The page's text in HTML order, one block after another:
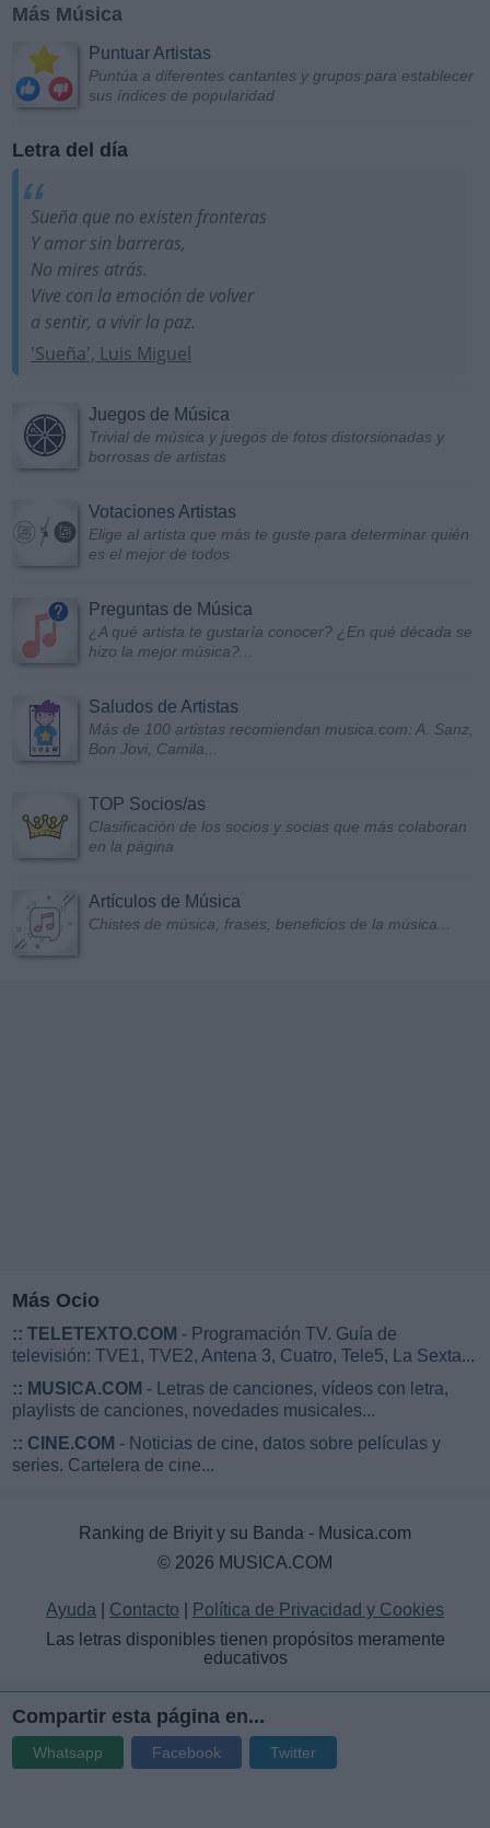
Más Música
Puntuar Artistas
Puntúa a diferentes cantantes y grupos para establecer
sus índices de popularidad
Letra del día
Sueña que no existen fronteras
Y amor sin barreras,
No mires atrás.
Vive con la emoción de volver
a sentir, a vivir la paz.
'Sueña', Luis Miguel
Juegos de Música
Trivial de música y juegos de fotos distorsionadas y
borrosas de artistas
Votaciones Artistas
Elige al artista que más te guste para determinar quién
es el mejor de todos
Preguntas de Música
¿A qué artista te gustaría conocer? ¿En qué década se
hizo la mejor música?...
Saludos de Artistas
Más de 100 artistas recomiendan musica.com: A. Sanz,
Bon Jovi, Camila...
TOP Socios/as
Clasificación de los socios y socias que más colaboran
en la página
Artículos de Música
Chistes de música, frases, beneficios de la música...
Más Ocio
:: TELETEXTO.COM - Programación TV. Guía de
televisión: TVE1, TVE2, Antena 3, Cuatro, Tele5, La Sexta...
:: MUSICA.COM - Letras de canciones, vídeos con letra,
playlists de canciones, novedades musicales...
:: CINE.COM - Noticias de cine, datos sobre películas y
series. Cartelera de cine...
Ranking de Briyit y su Banda - Musica.com
© 2026 MUSICA.COM
Ayuda Contacto
Política de Privacidad y Cookies
Las letras disponibles tienen propósitos meramente
educativos
Compartir esta página en...
Whatsapp Facebook Twitter